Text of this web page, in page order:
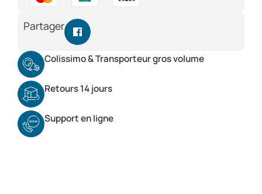
Partager
Colissimo & Transporteur gros volume
Retours 14 jours
Support en ligne